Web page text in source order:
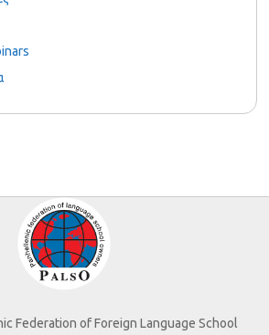
Federation of Foreign Language School